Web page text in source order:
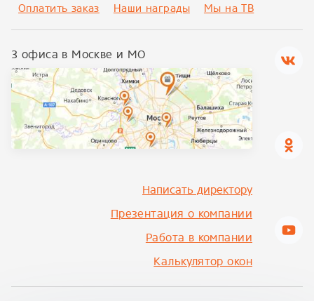
Оплатить заказ Наши награды Мы на ТВ
3 офиса в Москве и МО
Написать директору
Презентация о компании
Работа в компании
Калькулятор окон